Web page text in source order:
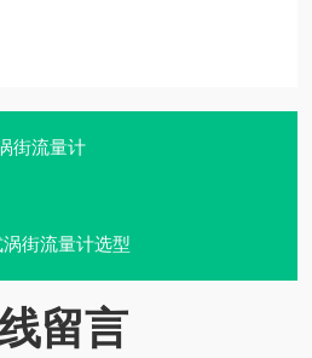
街流量计
街流量计选型
留言